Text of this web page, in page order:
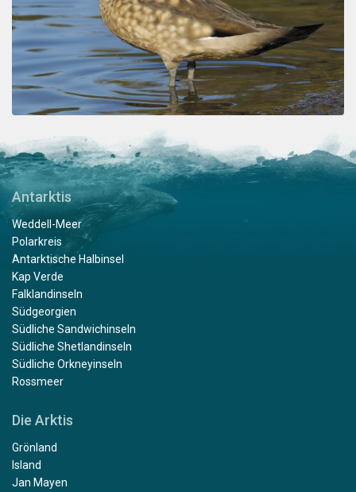
Antarktis
Weddell-Meer
Polarkreis
Antarktische Halbinsel
Kap Verde
Falklandinseln
Südgeorgien
Südliche Sandwichinseln
Südliche Shetlandinseln
Südliche Orkneyinseln
Rossmeer
Die Arktis
Grönland
Island
Jan Mayen